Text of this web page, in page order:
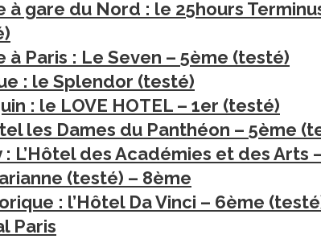
à gare du Nord : le 25hours
à Paris : Le Seven – 5ème (testé)
: le Splendor (testé)
: le LOVE HOTEL – 1er (testé)
les Dames du Panthéon – 5ème
L’Hôtel des Académies et des Arts
(testé) – 8ème
: l’Hôtel Da Vinci – 6ème
Paris